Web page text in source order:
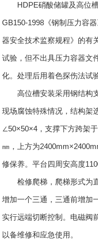
HDPE硝酸储罐及高位槽
GB150-1998《钢制压力容
器安全技术监察规程》的有
试验，但不出具压力容器文
化。处理后用着色探伤法试
高位槽安装采用钢结构支
现场腐蚀特殊情况，结构架
∠50×50×4，支撑下方跨架
㎜，上方为
修保养。平台四周安高度
检修爬梯，爬梯形式为直
增加一个三通，三通前增加
实行远端切断控制。电磁阀
以备维修和应急使用。